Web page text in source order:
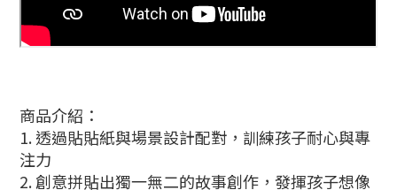
商品介紹：
1. 透過貼貼紙與場景設計配對，訓練孩子耐心與專
注力
2. 創意拼貼出獨一無二的故事創作，發揮孩子想像